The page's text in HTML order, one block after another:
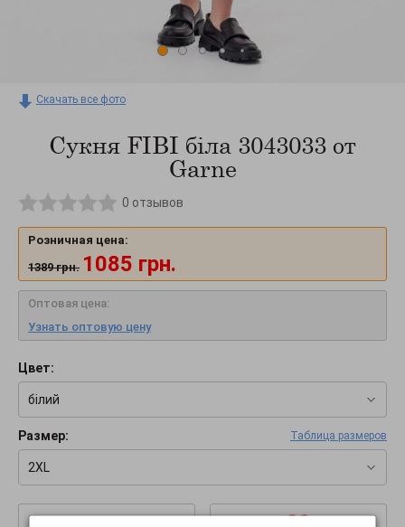
Скачать все фото
Сукня FIBI біла 3043033 от
Garne
0 отзывов
Розничная цена:
1389 грн. 1085 грн.
Оптовая цена:
Узнать оптовую цену
Цвет:
білий
Размер: Таблица размеров
2XL